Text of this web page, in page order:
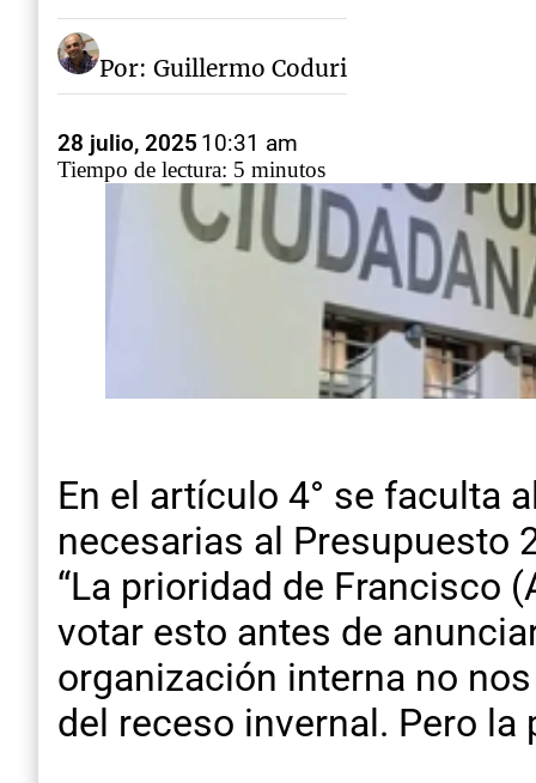
Por: Guillermo Coduri
28 julio, 2025 10:31 am
Tiempo de lectura: 5 minutos
En el artículo 4° se faculta
necesarias al Presupuesto
“La prioridad de Francisco
votar esto antes de
organización interna no
del receso invernal. Pero la